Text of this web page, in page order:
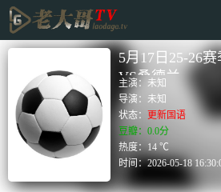
5月17日25-26
VS桑德兰
主演： 未知
导演：未知
状态： 更新国语
豆瓣：0.0分
热度：14 ℃
时间：2026-05-18